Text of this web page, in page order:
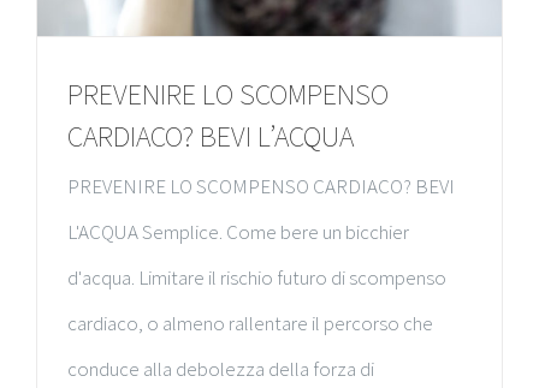
PREVENIRE LO SCOMPENSO
CARDIACO? BEVI L’ACQUA
PREVENIRE LO SCOMPENSO CARDIACO? BEVI
L'ACQUA Semplice. Come bere un bicchier
d'acqua. Limitare il rischio futuro di scompenso
cardiaco, o almeno rallentare il percorso che
conduce alla debolezza della forza di